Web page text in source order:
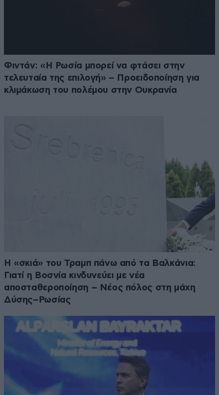
Φιντάν: «Η Ρωσία μπορεί να φτάσει στην
τελευταία της επιλογή» – Προειδοποίηση για
κλιμάκωση του πολέμου στην Ουκρανία
Η «σκιά» του Τραμπ πάνω από τα Βαλκάνια:
Γιατί η Βοσνία κινδυνεύει με νέα
αποσταθεροποίηση – Νέος πόλος στη μάχη
Δύσης–Ρωσίας